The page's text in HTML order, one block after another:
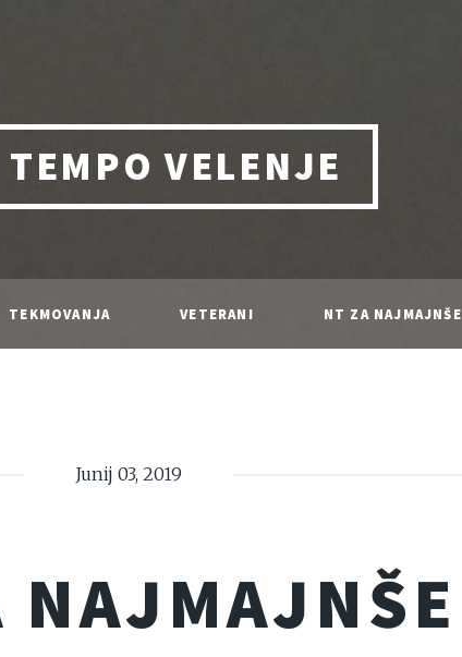
VELENJE
TEKMOVANJA VETERANI NT ZA NAJMAJNŠE
Junij 03, 2019
NAJMAJNŠE